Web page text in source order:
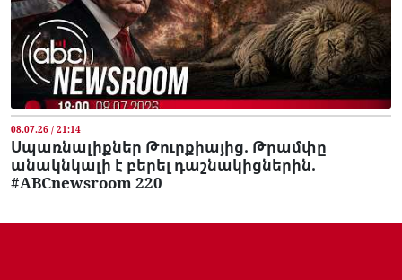
08.07.26 / 21:14
Սպառնալիքներ Թուրքիայից. Թրամփը
անակնկալի է բերել դաշնակիցներին.
#ABCnewsroom 220